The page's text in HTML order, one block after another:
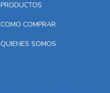
PRODUCTOS
COMO COMPRAR
QUIENES SOMOS